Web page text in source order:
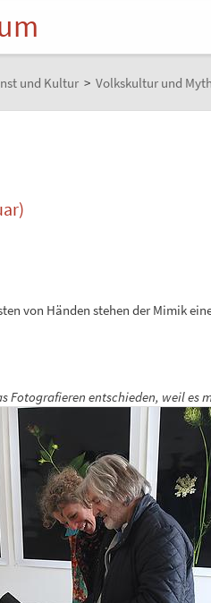
und Kultur > Volkskultur und
von Händen stehen der Mimik
Fotografieren entschieden, weil es